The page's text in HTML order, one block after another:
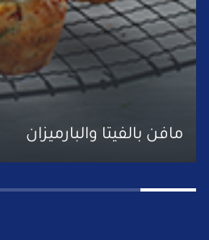
مافن بالفيتا والبارميزان